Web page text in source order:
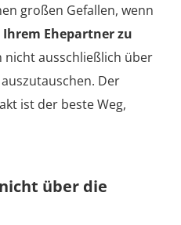
großen Gefallen, wenn
Ehepartner zu
nicht ausschließlich über
Der
ist der beste Weg,
über die